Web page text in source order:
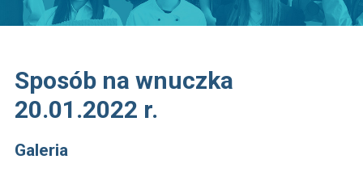
Sposób na wnuczka
20.01.2022 r.
Galeria